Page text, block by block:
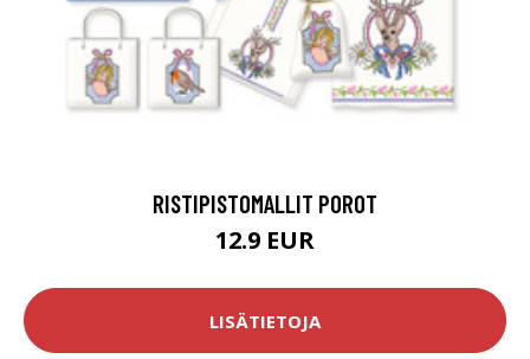
RISTIPISTOMALLIT POROT
12.9 EUR
LISÄTIETOJA